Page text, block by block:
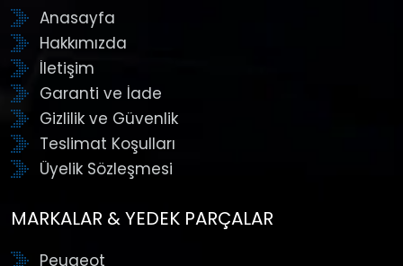
Anasayfa
Hakkımızda
İletişim
Garanti ve İade
Gizlilik ve Güvenlik
Teslimat Koşulları
Üyelik Sözleşmesi
MARKALAR & YEDEK PARÇALAR
Peugeot